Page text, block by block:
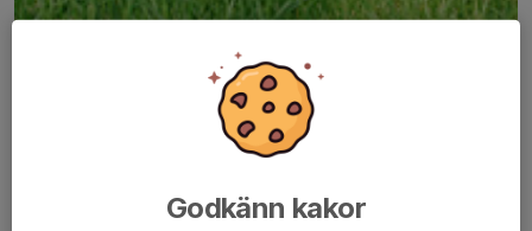
Här hamnar automatiskt de senaste nyheterna på hemsidan. För
att kunna börja administrera hemsidan loggar du in högst upp till
Godkänn kakor